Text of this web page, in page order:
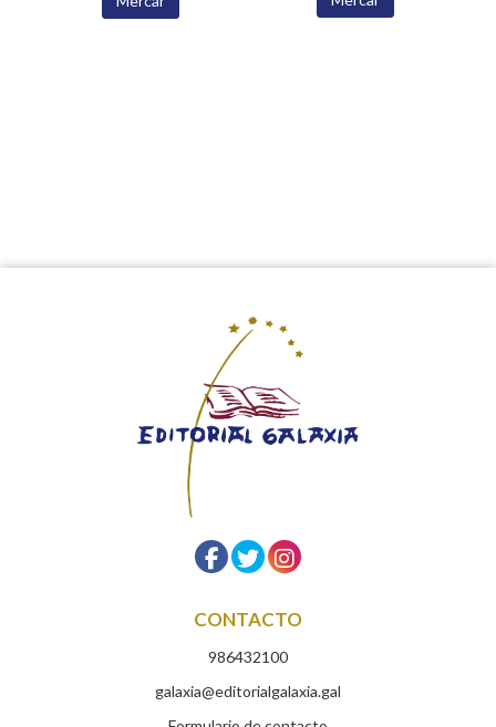
CONTACTO
986432100
galaxia@editorialgalaxia.gal